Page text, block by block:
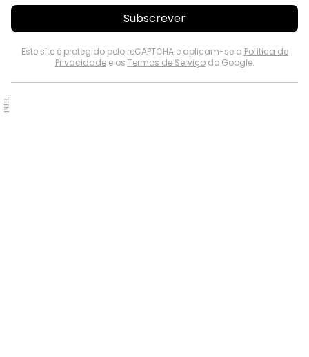
Subscrever
Este site é protegido pelo reCAPTCHA e aplicam-se a Política de
Privacidadee os Termos de Serviçodo Google.
PUB.